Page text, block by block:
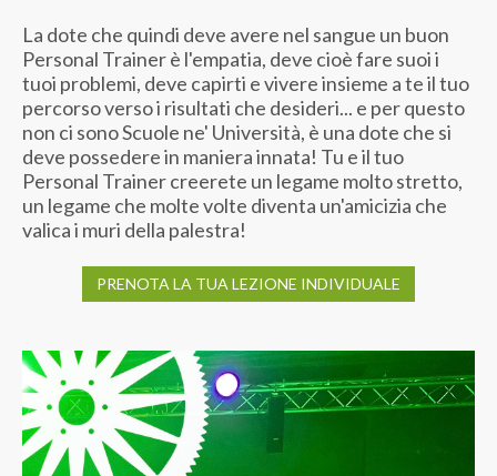
La dote che quindi deve avere nel sangue un buon
Personal Trainer è l'empatia, deve cioè fare suoi i
tuoi problemi, deve capirti e vivere insieme a te il tuo
percorso verso i risultati che desideri... e per questo
non ci sono Scuole ne' Università, è una dote che si
deve possedere in maniera innata! Tu e il tuo
Personal Trainer creerete un legame molto stretto,
un legame che molte volte diventa un'amicizia che
valica i muri della palestra!
PRENOTA LA TUA LEZIONE INDIVIDUALE